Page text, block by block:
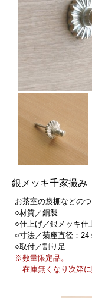
銀メッキ千家撮
お茶室の袋棚などの
○材質／銅製
○仕上げ／銀メッキ仕
○寸法／菊座直径
○取付／割り足
※数量限定品。
在庫無くなり次第に